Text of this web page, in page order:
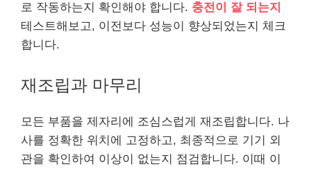
로 작동하는지 확인해야 합니다. 충전이 잘 되는지
테스트해보고, 이전보다 성능이 향상되었는지 체크
합니다.
재조립과 마무리
모든 부품을 제자리에 조심스럽게 재조립합니다. 나
사를 정확한 위치에 고정하고, 최종적으로 기기 외
관을 확인하여 이상이 없는지 점검합니다. 이때 이